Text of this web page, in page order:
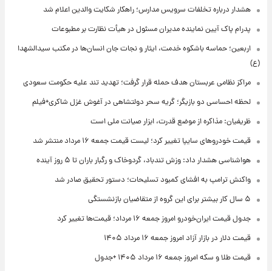
هشدار درباره تخلفات سرویس مدارس؛ راهکار شکایت والدین اعلام شد
پدرام پاک آیین نماینده مدیران مسئول در هیأت نظارت بر مطبوعات
اربعین؛ حماسه باشکوه خدمت، ایثار و نجات جان انسان‌ها در مکتب سیدالشهدا
(ع)
مراکز نظامی عربستان هدف حمله قرار گرفت؛ تهدید تند علیه حکومت سعودی
لحظه احساسی دو بازیگر؛ گریه سحر دولتشاهی در آغوش غزل شاکری+فیلم
ظریفیان: مذاکره از موضع قدرت، ابزار صیانت ملی است
قیمت خودروهای سایپا تغییر کرد؛ لیست قیمت جمعه ۱۶ مرداد منتشر شد
هواشناسی هشدار داد: وزش تندباد، گردوخاک و رگبار باران تا ۵ روز آینده
واکنش ترامپ به افشای کمبود تسلیحات؛ دستور تحقیق صادر شد
۵ سال کار بیشتر برای این گروه از متقاضیان بازنشستگی
جدول قیمت ایران‌خودرو امروز جمعه ۱۶ مرداد؛ قیمت‌ها تغییر کرد
قیمت دلار در بازار آزاد امروز جمعه ۱۶ مرداد ۱۴۰۵
قیمت طلا و سکه امروز جمعه ۱۶ مرداد ۱۴۰۵ +جدول